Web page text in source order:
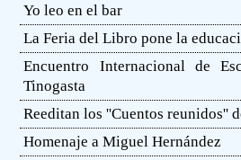
Yo leo en el bar
La Feria del Libro pone la
Encuentro Internacional de
Tinogasta
Reeditan los ''Cuentos reunidos''
Homenaje a Miguel Hernández